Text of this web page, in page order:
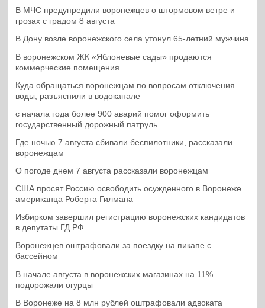
В МЧС предупредили воронежцев о штормовом ветре и
грозах с градом 8 августа
В Дону возле воронежского села утонул 65-летний мужчина
В воронежском ЖК «Яблоневые сады» продаются
коммерческие помещения
Куда обращаться воронежцам по вопросам отключения
воды, разъяснили в водоканале
с начала года более 900 аварий помог оформить
государственный дорожный патруль
Где ночью 7 августа сбивали беспилотники, рассказали
воронежцам
О погоде днем 7 августа рассказали воронежцам
США просят Россию освободить осужденного в Воронеже
американца Роберта Гилмана
Избирком завершил регистрацию воронежских кандидатов
в депутаты ГД РФ
Воронежцев оштрафовали за поездку на пикапе с
бассейном
В начале августа в воронежских магазинах на 11%
подорожали огурцы
В Воронеже на 8 млн рублей оштрафовали адвоката